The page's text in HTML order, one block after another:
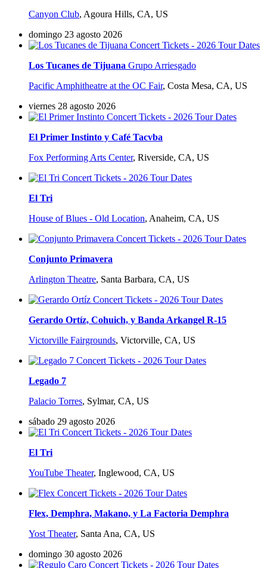
Canyon Club, Agoura Hills, CA, US
domingo 23 agosto 2026
Los Tucanes de Tijuana Grupo Arriesgado
Pacific Amphitheatre at the OC Fair, Costa Mesa, CA, US
viernes 28 agosto 2026
El Primer Instinto y Café Tacvba
Fox Performing Arts Center, Riverside, CA, US
El Tri
House of Blues - Old Location, Anaheim, CA, US
Conjunto Primavera
Arlington Theatre, Santa Barbara, CA, US
Gerardo Ortíz, Cohuich, y Banda Arkangel R-15
Victorville Fairgrounds, Victorville, CA, US
Legado 7
Palacio Torres, Sylmar, CA, US
sábado 29 agosto 2026
El Tri
YouTube Theater, Inglewood, CA, US
Flex, Demphra, Makano, y La Factoria Demphra
Yost Theater, Santa Ana, CA, US
domingo 30 agosto 2026